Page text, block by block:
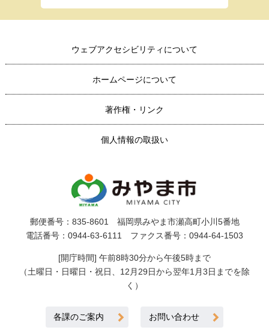
ウェブアクセシビリティについて
ホームページについて
著作権・リンク
個人情報の取扱い
郵便番号：835-8601 福岡県みやま市瀬高町小川5番地
電話番号：0944-63-6111 ファクス番号：0944-64-1503
[開庁時間] 午前8時30分から午後5時まで
（土曜日・日曜日・祝日、12月29日から翌年1月3日までを除
く）
各課のご案内 お問い合わせ